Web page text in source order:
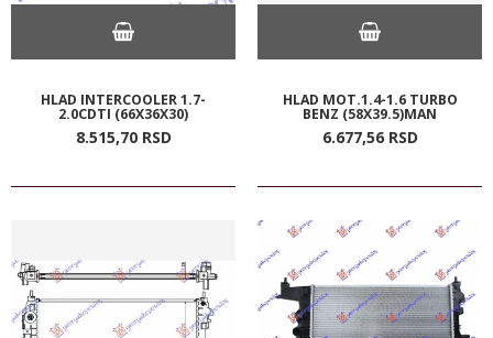
HLAD INTERCOOLER 1.7-
2.0CDTI (66X36X30)
8.515,70 RSD
HLAD MOT.1.4-1.6 TURBO
BENZ (58X39.5)MAN
6.677,56 RSD